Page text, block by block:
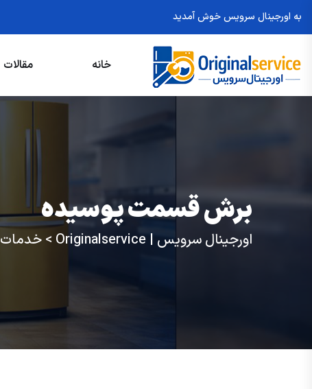
به اورجینال سرویس خوش آمدید
خانه مقالات
برش قسمت پوسیده
اورجینال سرویس | Originalservice > خدمات